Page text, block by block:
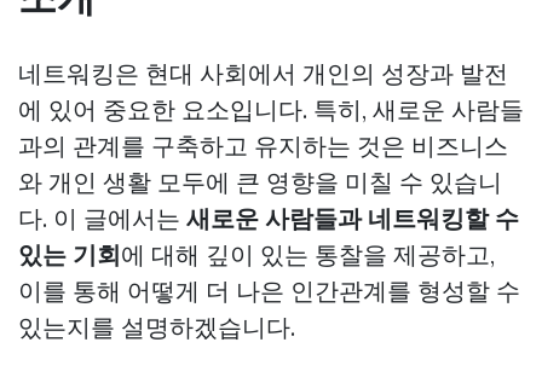
네트워킹은 현대 사회에서 개인의 성장과 발전
에 있어 중요한 요소입니다. 특히, 새로운 사람들
과의 관계를 구축하고 유지하는 것은 비즈니스
와 개인 생활 모두에 큰 영향을 미칠 수 있습니
다. 이 글에서는 새로운 사람들과 네트워킹할 수
있는 기회에 대해 깊이 있는 통찰을 제공하고,
이를 통해 어떻게 더 나은 인간관계를 형성할 수
있는지를 설명하겠습니다.